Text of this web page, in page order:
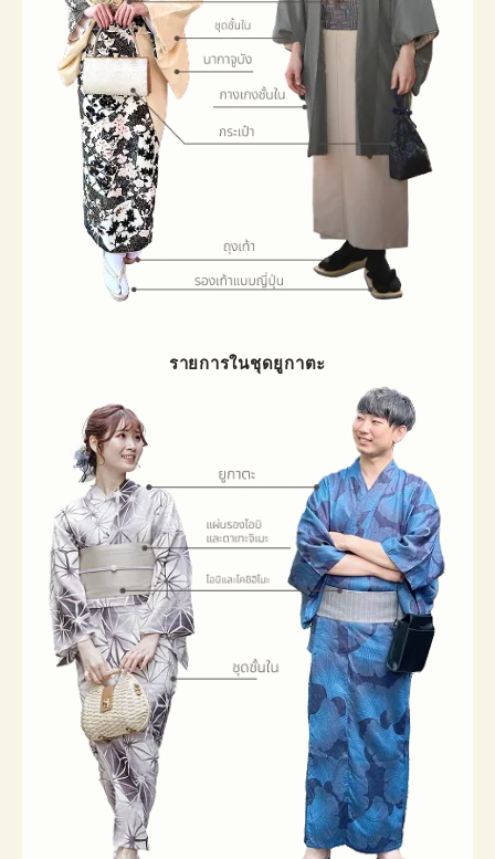
รายการในชุดยูกาตะ